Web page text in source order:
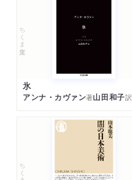
ちくま文庫
氷
アンナ・カヴァン著山田和子訳
ちくま新書